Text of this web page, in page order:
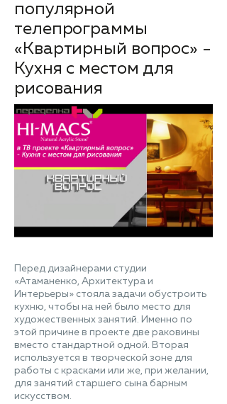
популярной
телепрограммы
«Квартирный вопрос» -
Кухня с местом для
рисования
Перед дизайнерами студии
«Атаманенко, Архитектура и
Интерьеры» стояла задачи обустроить
кухню, чтобы на ней было место для
художественных занятий. Именно по
этой причине в проекте две раковины
вместо стандартной одной. Вторая
используется в творческой зоне для
работы с красками или же, при желании,
для занятий старшего сына барным
искусством.